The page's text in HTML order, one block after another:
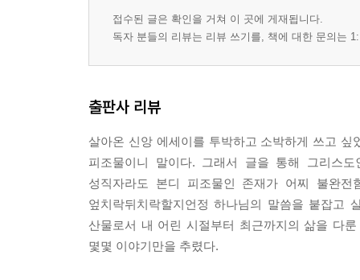
접수된 글은 확인을 거쳐 이 곳에 게재됩니다.
독자 분들의 리뷰는 리뷰 쓰기를, 책에 대한 문의는
출판사 리뷰
살아온 신앙 에세이를 투박하고 소박하게 쓰고
피조물이니 말이다. 그래서 글을 통해 그리스
성직자라도 본디 피조물인 존재가 어찌 불완
엎치락뒤치락할지언정 하나님의 말씀을 붙잡고
산물로서 내 어린 시절부터 최근까지의 삶을 다
몇몇 이야기만을 추렸다.